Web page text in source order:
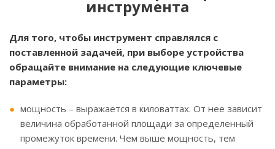
инструмента
Для того, чтобы инструмент справлялся с
поставленной задачей, при выборе устройства
обращайте внимание на следующие ключевые
параметры:
мощность – выражается в киловаттах. От нее зависит
величина обработанной площади за определенный
промежуток времени. Чем выше мощность, тем